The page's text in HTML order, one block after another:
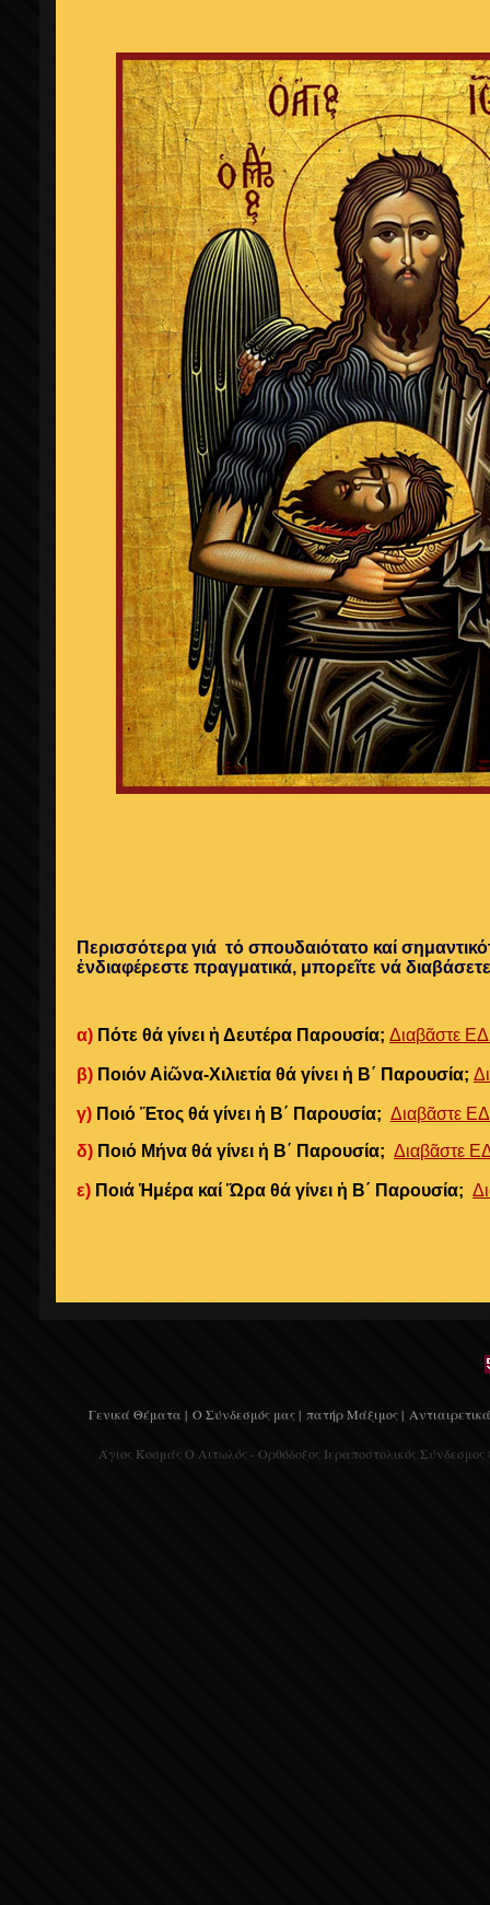
Περισσότερα γιά τό σπουδαιότατο καί
ἐνδιαφέρεστε πραγματικά, μπορεῖτε νά
α) Πότε θά γίνει ἡ Δευτέρα Παρουσία; Διαβᾶστε
β) Ποιόν Αἰῶνα-Χιλιετία θά γίνει ἡ Β΄ Παρουσία;
γ) Ποιό Ἔτος θά γίνει ἡ Β΄ Παρουσία; Διαβᾶστε
δ) Ποιό Μήνα θά γίνει ἡ Β΄ Παρουσία; Διαβᾶστε
ε) Ποιά Ἡμέρα καί Ὥρα θά γίνει ἡ Β΄ Παρουσία;
Γενικά Θέματα | Ο Σύνδεσμός μας | πατήρ Μάξιμος |
Άγιος Κοσμάς Ο Αιτωλός - Ορθόδοξος Ιεραποστολικός